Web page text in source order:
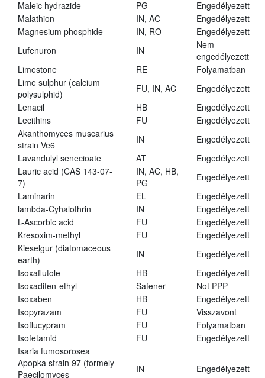
Maleic hydrazide
PG
Engedélyezett
Malathion
IN, AC
Engedélyezett
Magnesium phosphide
IN, RO
Engedélyezett
Lufenuron
IN
Nem
engedélyezett
Limestone
RE
Folyamatban
Lime sulphur (calcium
polysulphid)
FU, IN, AC
Engedélyezett
Lenacil
HB
Engedélyezett
Lecithins
FU
Engedélyezett
Akanthomyces muscarius
strain Ve6
IN
Engedélyezett
Lavandulyl senecioate
AT
Engedélyezett
Lauric acid (CAS 143-07-
7)
IN, AC, HB,
PG
Engedélyezett
Laminarin
EL
Engedélyezett
lambda-Cyhalothrin
IN
Engedélyezett
L-Ascorbic acid
FU
Engedélyezett
Kresoxim-methyl
FU
Engedélyezett
Kieselgur (diatomaceous
earth)
IN
Engedélyezett
Isoxaflutole
HB
Engedélyezett
Isoxadifen-ethyl
Safener
Not PPP
Isoxaben
HB
Engedélyezett
Isopyrazam
FU
Visszavont
Isoflucypram
FU
Folyamatban
Isofetamid
FU
Engedélyezett
Isaria fumosorosea
Apopka strain 97 (formely
Paecilomyces
IN Engedélyezett